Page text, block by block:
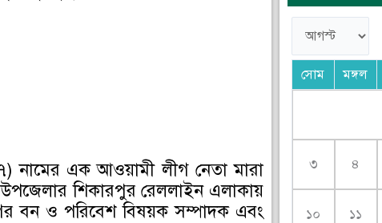
নামের এক আওয়ামী লীগ নেতা মারা
শিকারপুর রেললাইন এলাকায়
বন ও পরিবেশ বিষয়ক সম্পাদক এবং
সোম মঙ্গল
৩ ৪
১০ ১১